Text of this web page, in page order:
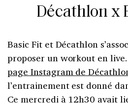
Décathlon x
Basic Fit et Décathlon
proposer un workout en live.
page Instagram de
l’entrainement est donné
Ce mercredi à 12h30 avait